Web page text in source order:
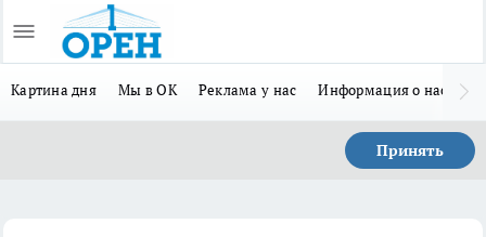
Картина дня Мы в ОК Реклама у нас Информация о нас
Принять